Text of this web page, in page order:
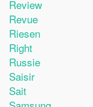
Review
Revue
Riesen
Right
Russie
Saisir
Sait